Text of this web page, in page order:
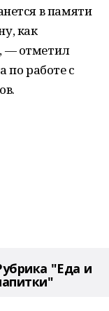
в памяти
как
— отметил
по работе с
"Еда и